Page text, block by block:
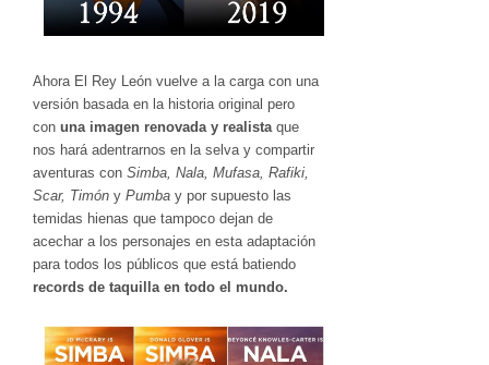
Ahora El Rey León vuelve a la carga con una
versión basada en la historia original pero
con una imagen renovada y realistaque
nos hará adentrarnos en la selva y compartir
aventuras con Simba, Nala, Mufasa, Rafiki,
Scar, Timón y Pumba y por supuesto las
temidas hienas que tampoco dejan de
acechar a los personajes en esta adaptación
para todos los públicos que está batiendo
records de taquilla en todo el mundo.